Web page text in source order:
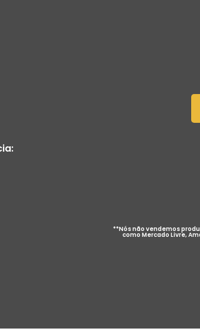
**Nós não vendemos
como Mercado Livre,